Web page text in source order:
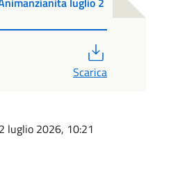
Scarica
luglio 2026, 10:21